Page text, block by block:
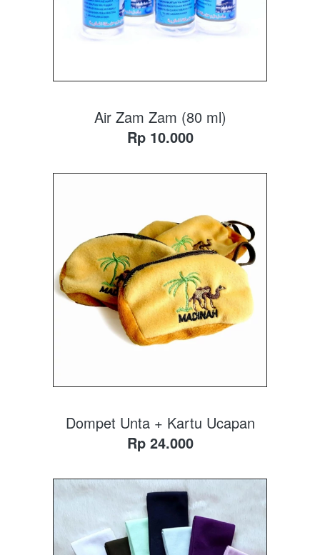
Air Zam Zam (80 ml)
Rp 10.000
Dompet Unta + Kartu Ucapan
Rp 24.000